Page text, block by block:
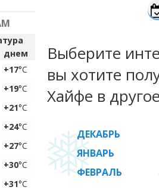
днем
+17°C
+19°C
+21°C
+24°C
+27°C
+30°C
+31°C
Выберите
вы хотите
Хайфе в
ДЕКАБРЬ
ЯНВАРЬ
ФЕВРАЛЬ